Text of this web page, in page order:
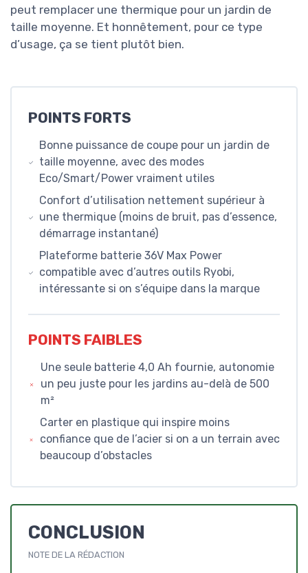
peut remplacer une thermique pour un jardin de
taille moyenne. Et honnêtement, pour ce type
d’usage, ça se tient plutôt bien.
POINTS FORTS
Bonne puissance de coupe pour un jardin de
taille moyenne, avec des modes
Eco/Smart/Power vraiment utiles
Confort d’utilisation nettement supérieur à
une thermique (moins de bruit, pas d’essence,
démarrage instantané)
Plateforme batterie 36V Max Power
compatible avec d’autres outils Ryobi,
intéressante si on s’équipe dans la marque
POINTS FAIBLES
Une seule batterie 4,0 Ah fournie, autonomie
un peu juste pour les jardins au-delà de 500
m²
Carter en plastique qui inspire moins
confiance que de l’acier si on a un terrain avec
beaucoup d’obstacles
CONCLUSION
NOTE DE LA RÉDACTION